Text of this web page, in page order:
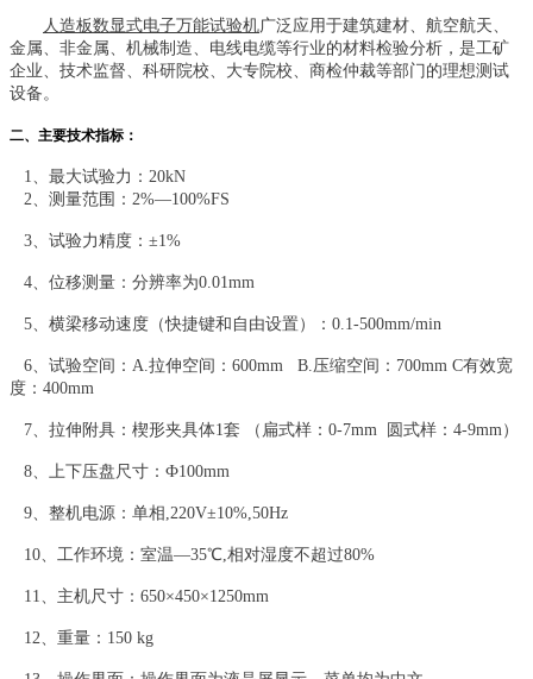
人造板数显式电子万能试验机广泛应用于建筑建材、航空航天、
金属、非金属、机械制造、电线电缆等行业的材料检验分析，是工矿
企业、技术监督、科研院校、大专院校、商检仲裁等部门的理想测试
设备。
二、主要技术指标：
1、最大试验力：20kN
2、测量范围：2%—100%FS
3、试验力精度：±1%
4、位移测量：分辨率为0.01mm
5、横梁移动速度（快捷键和自由设置）：0.1-500mm/min
6、试验空间：A.拉伸空间：600mm B.压缩空间：700mm C有效宽
度：400mm
7、拉伸附具：楔形夹具体1套 （扁式样：0-7mm 圆式样：4-9mm）
8、上下压盘尺寸：Ф100mm
9、整机电源：单相,220V±10%,50Hz
10、工作环境：室温—35℃,相对湿度不超过80%
11、主机尺寸：650×450×1250mm
12、重量：150 kg